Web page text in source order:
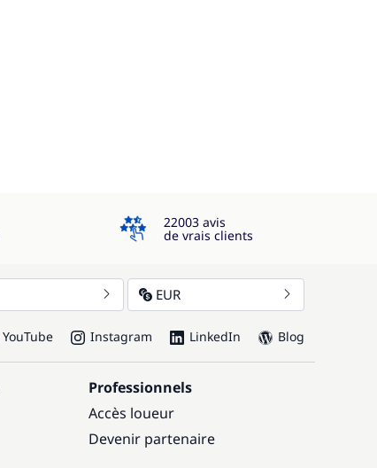
4.3
22003 avis
de vrais clients
EUR
YouTube Instagram LinkedIn Blog
Professionnels
Accès loueur
Devenir partenaire